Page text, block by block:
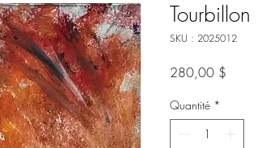
Tourbillon
SKU : 2025012
280,00 $
Quantité *